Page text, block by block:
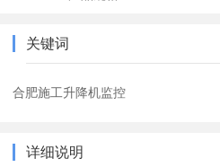
关键词
合肥施工升降机监控
详细说明